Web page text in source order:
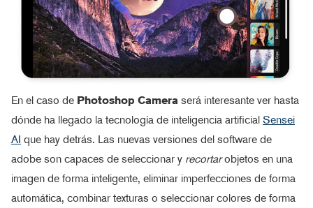
En el caso de Photoshop Camera será interesante ver hasta
dónde ha llegado la tecnología de inteligencia artificial Sensei
AI que hay detrás. Las nuevas versiones del software de
adobe son capaces de seleccionar y recortarobjetos en una
imagen de forma inteligente, eliminar imperfecciones de forma
automática, combinar texturas o seleccionar colores de forma